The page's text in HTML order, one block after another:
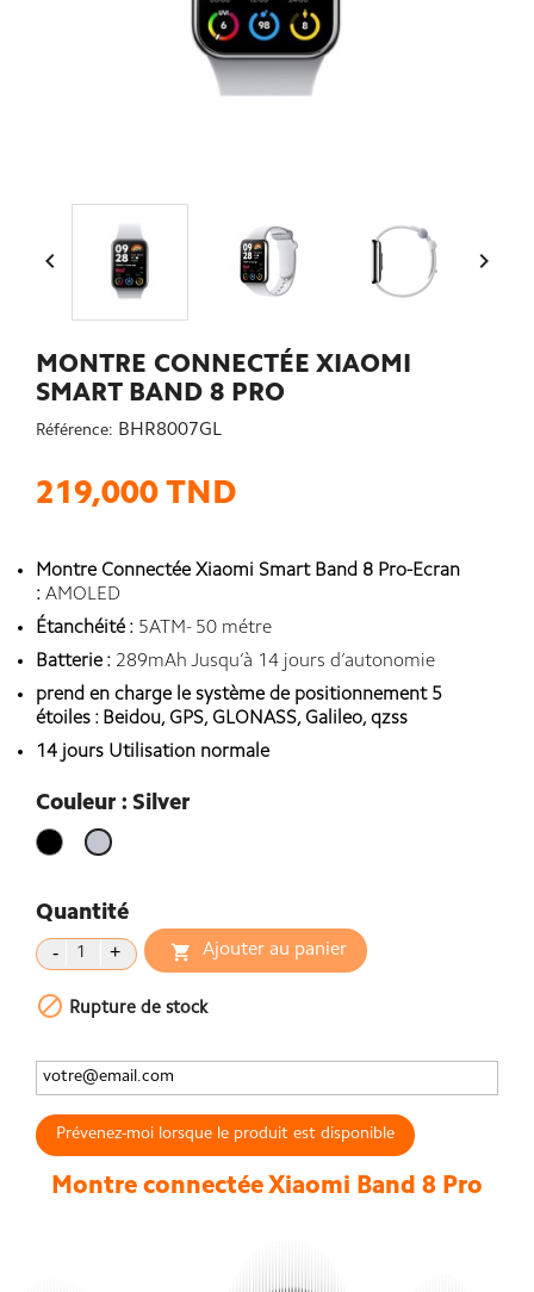
 
MONTRE CONNECTÉE XIAOMI
SMART BAND 8 PRO
Référence: BHR8007GL
219,000 TND
Montre Connectée Xiaomi Smart Band 8 Pro-Ecran
: AMOLED
Étanchéité : 5ATM- 50 métre
Batterie : 289mAh Jusqu’à 14 jours d’autonomie
prend en charge le système de positionnement 5
étoiles : Beidou, GPS, GLONASS, Galileo, qzss
14 jours Utilisation normale
Couleur : Silver
Noir Silver
Quantité
 Ajouter au panier
 Rupture de stock
Prévenez-moi lorsque le produit est disponible
Montre connectée Xiaomi Band 8 Pro